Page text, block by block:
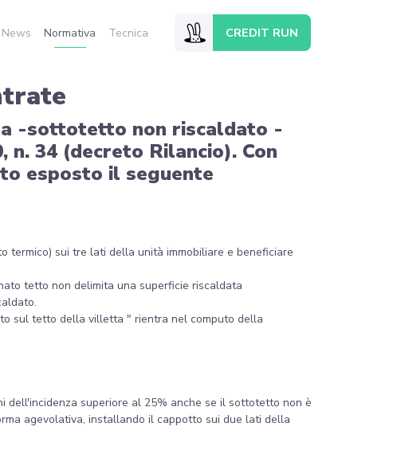
News Normativa Tecnica CREDIT RUN
-sottotetto non riscaldato -
34 (decreto Rilancio). Con
esposto il seguente
termico) sui tre lati della unità immobiliare e beneficiare
tetto non delimita una superficie riscaldata
sul tetto della villetta " rientra nel computo della
superiore al 25% anche se il sottotetto non è
agevolativa, installando il cappotto sui due lati della